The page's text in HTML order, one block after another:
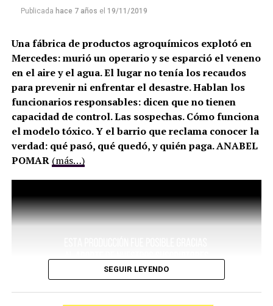
Publicada hace 7 años el 19/11/2019
Una fábrica de productos agroquímicos explotó en
Mercedes: murió un operario y se esparció el veneno
en el aire y el agua. El lugar no tenía los recaudos
para prevenir ni enfrentar el desastre. Hablan los
funcionarios responsables: dicen que no tienen
capacidad de control. Las sospechas. Cómo funciona
el modelo tóxico. Y el barrio que reclama conocer la
verdad: qué pasó, qué quedó, y quién paga. ANABEL
POMAR (más…)
SEGUIR LEYENDO